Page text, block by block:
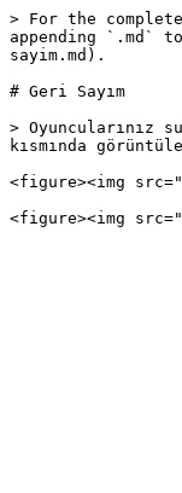
> For the
appending `.md`
sayim.md).
# Geri Sayım
>
kısmında
<figure><img